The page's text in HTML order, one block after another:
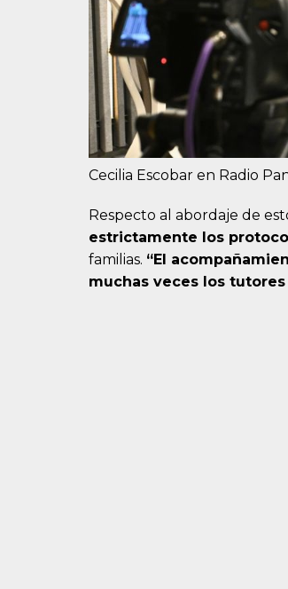
Cecilia Escobar en Radio
Respecto al abordaje de
estrictamente los
familias. “El
muchas veces los